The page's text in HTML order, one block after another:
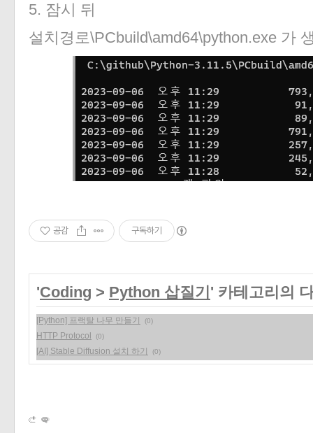
5. 잠시 뒤
설치경로\PCbuild\amd64\python.exe 가
공감 구독하기
'Coding > Python 삽질기 ' 카테고리의
[Python] 프랙탈 나무 만들기 (0)
HTTP Protocol (0)
[AI] Stable Diffusion 설치 하기 (0)
« »